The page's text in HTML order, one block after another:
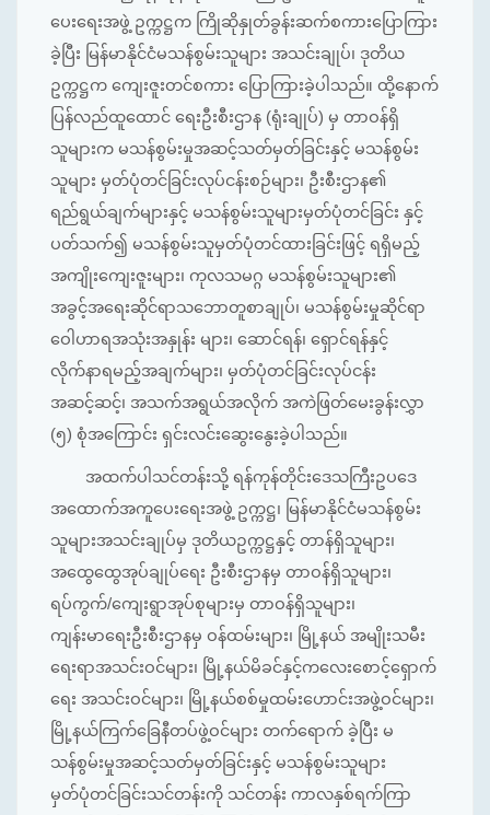
ပေးရေးအဖွဲ့ ဥက္ကဋ္ဌက ကြိုဆိုနှုတ်ခွန်းဆက်စကားပြောကြား
ခဲ့ပြီး မြန်မာနိုင်ငံမသန်စွမ်းသူများ အသင်းချုပ်၊ ဒုတိယ
ဥက္ကဋ္ဌက ကျေးဇူးတင်စကား ပြောကြားခဲ့ပါသည်။ ထို့နောက်
ပြန်လည်ထူထောင် ရေးဦးစီးဌာန (ရုံးချုပ်) မှ တာဝန်ရှိ
သူများက မသန်စွမ်းမှုအဆင့်သတ်မှတ်ခြင်းနှင့် မသန်စွမ်း
သူများ မှတ်ပုံတင်ခြင်းလုပ်ငန်းစဉ်များ၊ ဦးစီးဌာန၏
ရည်ရွယ်ချက်များနှင့် မသန်စွမ်းသူများမှတ်ပုံတင်ခြင်း နှင့်
ပတ်သက်၍ မသန်စွမ်းသူမှတ်ပုံတင်ထားခြင်းဖြင့် ရရှိမည့်
အကျိုးကျေးဇူးများ၊ ကုလသမဂ္ဂ မသန်စွမ်းသူများ၏
အခွင့်အရေးဆိုင်ရာသဘောတူစာချုပ်၊ မသန်စွမ်းမှုဆိုင်ရာ
ဝေါဟာရအသုံးအနှုန်း များ၊ ဆောင်ရန်၊ ရှောင်ရန်နှင့်
လိုက်နာရမည့်အချက်များ၊ မှတ်ပုံတင်ခြင်းလုပ်ငန်း
အဆင့်ဆင့်၊ အသက်အရွယ်အလိုက် အကဲဖြတ်မေးခွန်းလွှာ
(၅) စုံအကြောင်း ရှင်းလင်းဆွေးနွေးခဲ့ပါသည်။
အထက်ပါသင်တန်းသို့ ရန်ကုန်တိုင်းဒေသကြီးဥပဒေ
အထောက်အကူပေးရေးအဖွဲ့ ဥက္ကဋ္ဌ၊ မြန်မာနိုင်ငံမသန်စွမ်း
သူများအသင်းချုပ်မှ ဒုတိယဥက္ကဋ္ဌနှင့် တာန်ရှိသူများ၊
အထွေထွေအုပ်ချုပ်ရေး ဦးစီးဌာနမှ တာဝန်ရှိသူများ၊
ရပ်ကွက်/ကျေးရွာအုပ်စုများမှ တာဝန်ရှိသူများ၊
ကျန်းမာရေးဦးစီးဌာနမှ ဝန်ထမ်းများ၊ မြို့နယ် အမျိုးသမီး
ရေးရာအသင်းဝင်များ၊ မြို့နယ်မိခင်နှင့်ကလေးစောင့်ရှောက်
ရေး အသင်းဝင်များ၊ မြို့နယ်စစ်မှုထမ်းဟောင်းအဖွဲ့ဝင်များ၊
မြို့နယ်ကြက်ခြေနီတပ်ဖွဲ့ဝင်များ တက်ရောက် ခဲ့ပြီး မ
သန်စွမ်းမှုအဆင့်သတ်မှတ်ခြင်းနှင့် မသန်စွမ်းသူများ
မှတ်ပုံတင်ခြင်းသင်တန်းကို သင်တန်း ကာလနှစ်ရက်ကြာ